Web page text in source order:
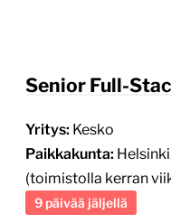
Senior Full-
Yritys: Kesko
Paikkakunta:
(toimistolla kerran
9 päivää jäljellä